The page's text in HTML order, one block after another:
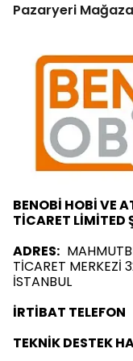
Pazaryeri
BENOBİ HOBİ VE
TİCARET LİMİTED
ADRES:
TİCARET MERKEZİ
İSTANBUL
İRTİBAT
TEKNİK DESTEK